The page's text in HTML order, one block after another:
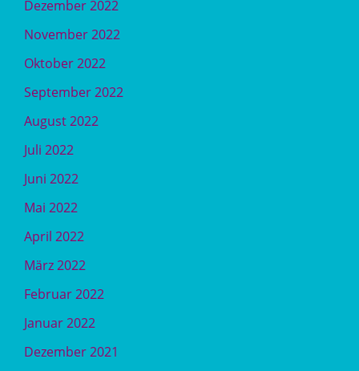
Dezember 2022
November 2022
Oktober 2022
September 2022
August 2022
Juli 2022
Juni 2022
Mai 2022
April 2022
März 2022
Februar 2022
Januar 2022
Dezember 2021